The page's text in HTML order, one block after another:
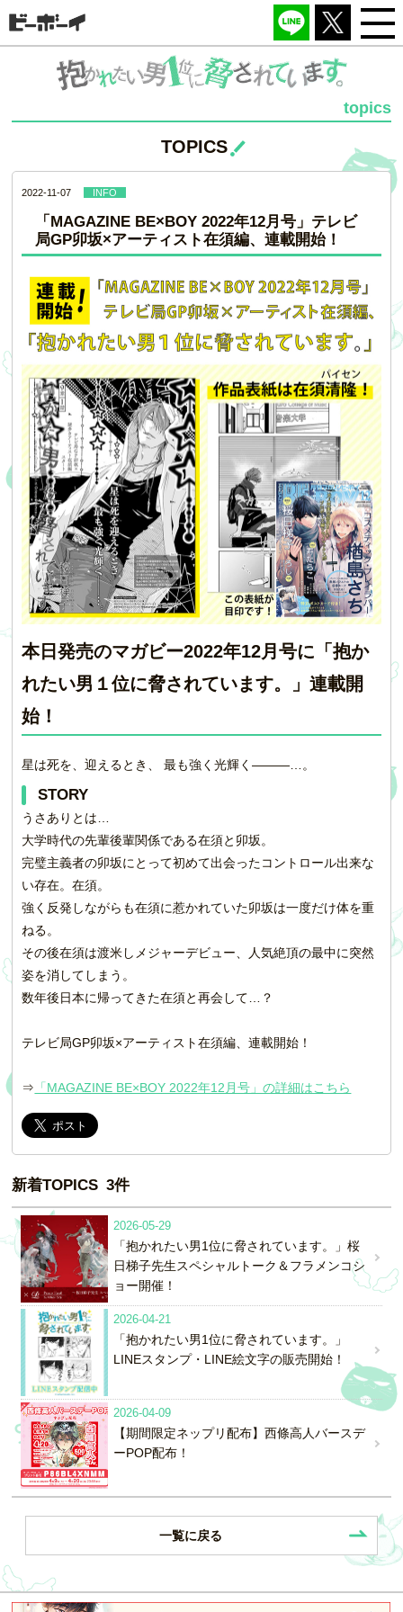
topics
TOPICS
2022-11-07 INFO
「MAGAZINE BE×BOY 2022年12月号」テレビ
局GP卯坂×アーティスト在須編、連載開始！
本日発売のマガビー2022年12月号に「抱か
れたい男１位に脅されています。」連載開
始！
星は死を、迎えるとき、 最も強く光輝く―――…。
STORY
うさありとは…
大学時代の先輩後輩関係である在須と卯坂。
完璧主義者の卯坂にとって初めて出会ったコントロール出来な
い存在。在須。
強く反発しながらも在須に惹かれていた卯坂は一度だけ体を重
ねる。
その後在須は渡米しメジャーデビュー、人気絶頂の最中に突然
姿を消してしまう。
数年後日本に帰ってきた在須と再会して…？
テレビ局GP卯坂×アーティスト在須編、連載開始！
⇒ 「MAGAZINE BE×BOY 2022年12月号」の詳細はこちら
新着TOPICS 3件
2026-05-29
「抱かれたい男1位に脅されています。」桜
日梯子先生スペシャルトーク＆フラメンコシ
ョー開催！
2026-04-21
「抱かれたい男1位に脅されています。」
LINEスタンプ・LINE絵文字の販売開始！
2026-04-09
【期間限定ネップリ配布】西條高人バースデ
ーPOP配布！
一覧に戻る